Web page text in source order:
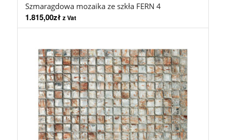
Szmaragdowa mozaika ze szkła FERN 4
1.815,00zł z Vat